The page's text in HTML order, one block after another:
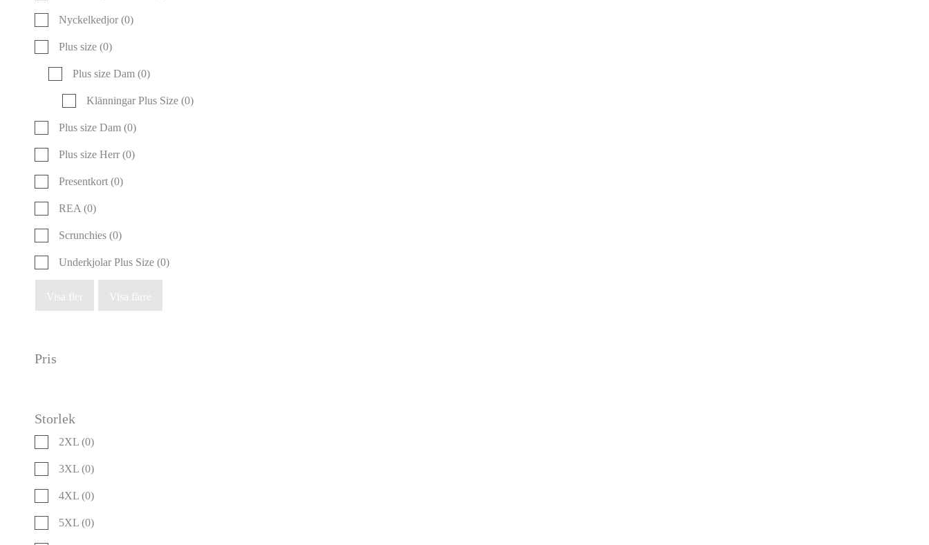
Nyckelkedjor (0)
Plus size (0)
Plus size Dam (0)
Klänningar Plus Size (0)
Plus size Dam (0)
Plus size Herr (0)
Presentkort (0)
REA (0)
Scrunchies (0)
Underkjolar Plus Size (0)
Visa fler Visa färre
Pris
Storlek
2XL (0)
3XL (0)
4XL (0)
5XL (0)